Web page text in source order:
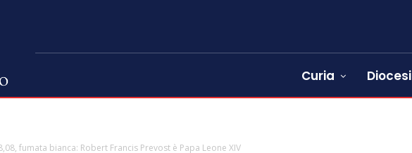
Curia Diocesi
fumata bianca: Robert Francis Prevost è Papa Leone XIV